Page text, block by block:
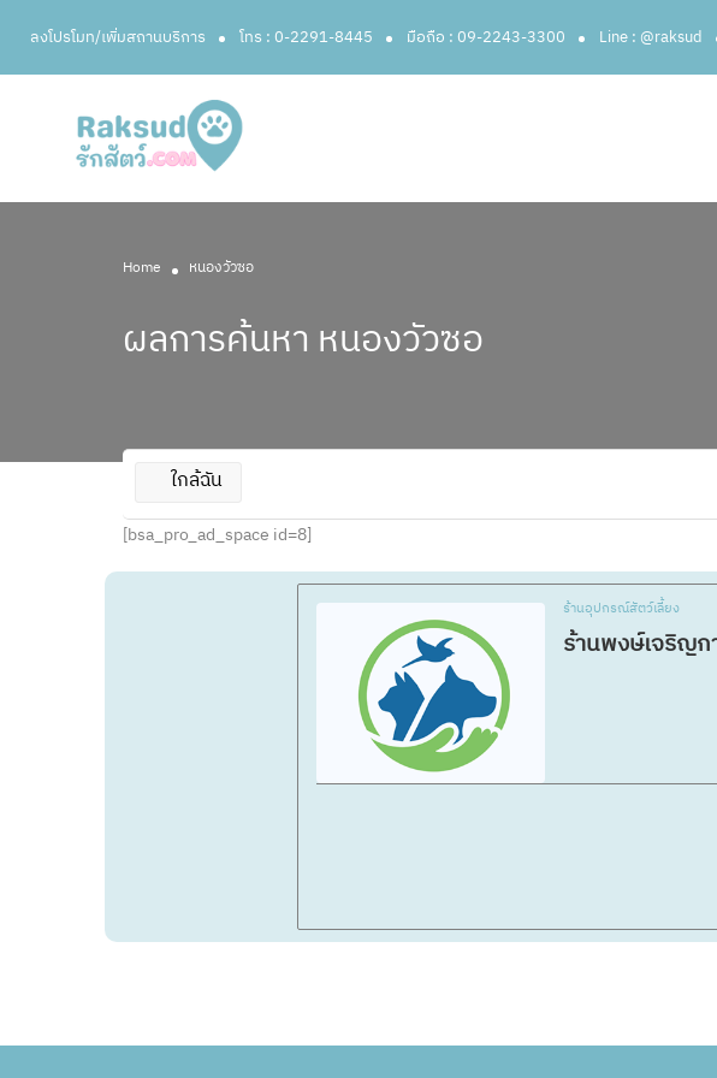
ลงโปรโมท/เพิ่มสถานบริการ โทร : 0-2291-8445 มือถือ : 09-2243-3300 Line : @raksud
Home หนองวัวซอ
ผลการค้นหา หนองวัวซอ
ใกล้ฉัน
[bsa_pro_ad_space id=8]
ร้านอุปกรณ์สัตว์เลี้ยง
ร้านพงษ์เจริญก